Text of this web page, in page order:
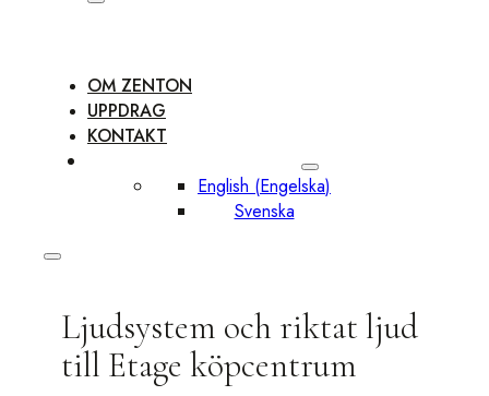
OM ZENTON
UPPDRAG
KONTAKT
English (Engelska)
Svenska
Ljudsystem och riktat ljud
till Etage köpcentrum